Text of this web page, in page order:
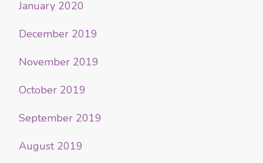
January 2020
December 2019
November 2019
October 2019
September 2019
August 2019